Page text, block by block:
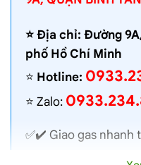
⭐️ Địa chỉ: Đường
phố Hồ Chí Minh
⭐️ Hotline:
⭐️ Zalo:
✅✔️ Giao gas nhanh